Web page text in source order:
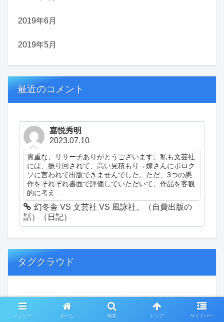
2019年6月
2019年5月
最近のコメント
嘉悦秀明
2023.07.10
貴重な、リサーチありがとうございます。私も文芸社
には、振り回されて、高い見積もり→嫁さんにボロク
ソに言われて出版できませんでした。ただ、3つの愚
作をそれぞれ書面で評価していただいて、作品を客観
的に考え...
幻冬舎 VS 文芸社 VS 風詠社。（自費出版の
話）（日記）
タグクラウド
創作 おぎゃあ 精神病患者の日常
ちょっと頭冷やそうか 一回休み ついカッとなった
メニュー ホーム 検索 トップ サイドバー